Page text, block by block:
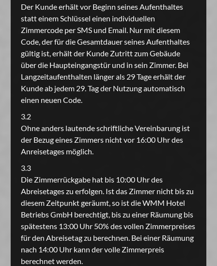
Der Kunde erhält vor Beginn seines Aufenthaltes
statt einem Schlüssel einen individuellen
Zimmercode per SMS und Email. Nur mit diesem
Code, der für die Gesamtdauer seines Aufenthaltes
gültig ist, erhält der Kunde Zutritt zum Gebäude
über die Haupteingangstür und in sein Zimmer. Bei
Langzeitaufenthalten länger als 29 Tage erhält der
Kunde ab jedem 29. Tag der Nutzung automatisch
einen neuen Code.
3.2
Ohne anders lautende schriftliche Vereinbarung ist
der Bezug eines Zimmers nicht vor 16:00 Uhr des
Anreisetages möglich.
3.3
Die Zimmerrückgabe hat bis 10:00 Uhr des
Abreisetages zu erfolgen. Ist das Zimmer nicht bis zu
diesem Zeitpunkt geräumt, so ist die WMM Hotel
Betriebs GmbH berechtigt, bis zu einer Räumung bis
spätestens 13:00 Uhr 50% des vollen Zimmerpreises
für den Abreisetag zu berechnen. Bei einer Räumung
nach 14:00 Uhr kann der volle Zimmerpreis
berechnet werden.